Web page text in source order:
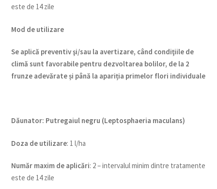
este de 14 zile
Mod de utilizare
Se aplică preventiv şi/sau la avertizare, când condiţiile de
climă sunt favorabile pentru dezvoltarea bolilor, de la 2
frunze adevărate și până la apariția primelor flori individuale
Dăunator: Putregaiul negru (Leptosphaeria maculans)
Doza de utilizare: 1 l/ha
Număr maxim de aplicări: 2 – intervalul minim dintre tratamente
este de 14 zile